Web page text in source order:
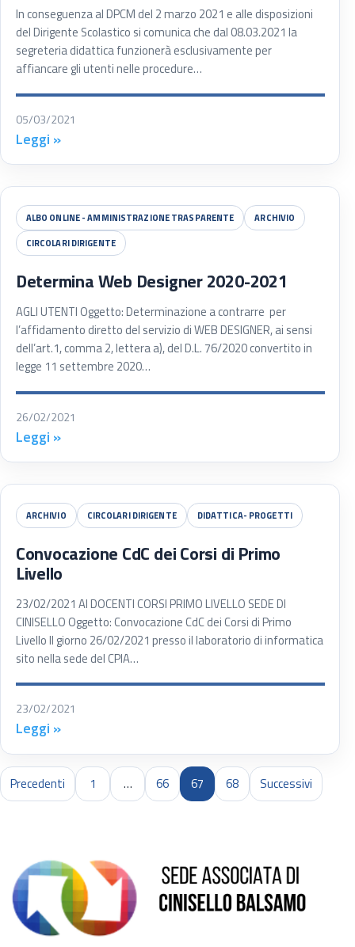
In conseguenza al DPCM del 2 marzo 2021 e alle disposizioni
del Dirigente Scolastico si comunica che dal 08.03.2021 la
segreteria didattica funzionerà esclusivamente per
affiancare gli utenti nelle procedure…
05/03/2021
Leggi »
ALBO ONLINE - AMMINISTRAZIONE TRASPARENTE
ARCHIVIO
CIRCOLARI DIRIGENTE
Determina Web Designer 2020-2021
AGLI UTENTI Oggetto: Determinazione a contrarre per
l’affidamento diretto del servizio di WEB DESIGNER, ai sensi
dell’art.1, comma 2, lettera a), del D.L. 76/2020 convertito in
legge 11 settembre 2020…
26/02/2021
Leggi »
ARCHIVIO CIRCOLARI DIRIGENTE DIDATTICA- PROGETTI
Convocazione CdC dei Corsi di Primo
Livello
23/02/2021 AI DOCENTI CORSI PRIMO LIVELLO SEDE DI
CINISELLO Oggetto: Convocazione CdC dei Corsi di Primo
Livello Il giorno 26/02/2021 presso il laboratorio di informatica
sito nella sede del CPIA…
23/02/2021
Leggi »
Precedenti 1 … 66 67 68 Successivi
Sede di Cinisello Balsamo
Sede di Sesto San Giovanni